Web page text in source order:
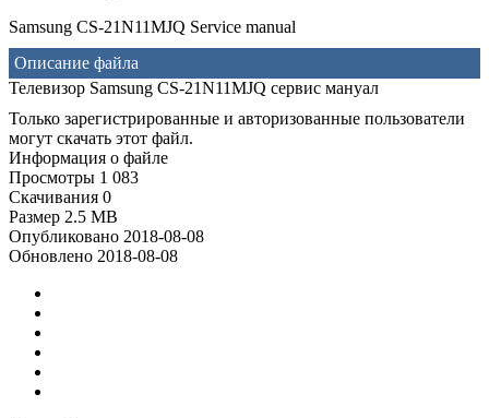
Samsung CS-21N11MJQ Service manual
Описание файла
Телевизор Samsung CS-21N11MJQ сервис мануал
Только зарегистрированные и авторизованные пользователи
могут скачать этот файл.
Информация о файле
Просмотры 1 083
Скачивания 0
Размер 2.5 MB
Опубликовано 2018-08-08
Обновлено 2018-08-08